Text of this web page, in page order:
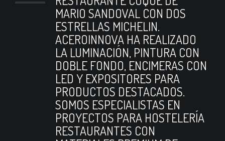
MARIO SANDOVAL CON DOS
ESTRELLAS MICHELIN.
ACEROINNOVA HA REALIZADO
LA LUMINACIÓN, PINTURA CON
DOBLE FONDO, ENCIMERAS CON
LED Y EXPOSITORES PARA
PRODUCTOS DESTACADOS.
SOMOS ESPECIALISTAS EN
PROYECTOS PARA HOSTELERÍA
RESTAURANTES CON